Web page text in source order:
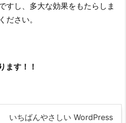
すし、多大な効果をもたらしま
ださい。
ます！！
いちばんやさしい WordPress